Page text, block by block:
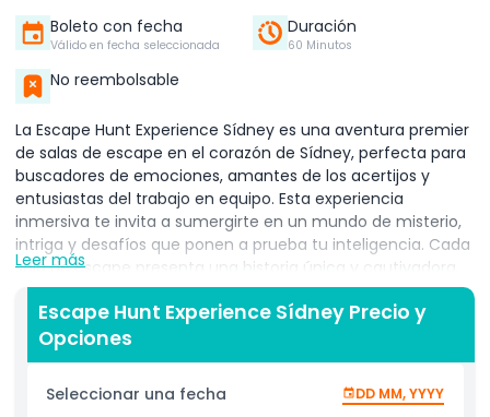
Boleto con fecha
Válido en fecha seleccionada
Duración
60 Minutos
No reembolsable
La Escape Hunt Experience Sídney es una aventura premier
de salas de escape en el corazón de Sídney, perfecta para
buscadores de emociones, amantes de los acertijos y
entusiastas del trabajo en equipo. Esta experiencia
inmersiva te invita a sumergirte en un mundo de misterio,
intriga y desafíos que ponen a prueba tu inteligencia. Cada
sala de escape presenta una historia única y cautivadora,
donde los jugadores deben trabajar juntos para resolver
acertijos, encontrar pistas ocultas y descifrar códigos
dentro de un tiempo limitado. Ya sea que estés
desenredando misterios históricos o entrando en un
escenario moderno de resolución de crímenes, cada juego
está lleno de suspenso y emoción. Ideal para amigos,
Leer más
Escape Hunt Experience Sídney Precio y
Opciones
Seleccionar una fecha DD MM, YYYY